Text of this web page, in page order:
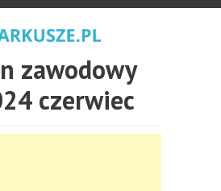
zawodowy
czerwiec